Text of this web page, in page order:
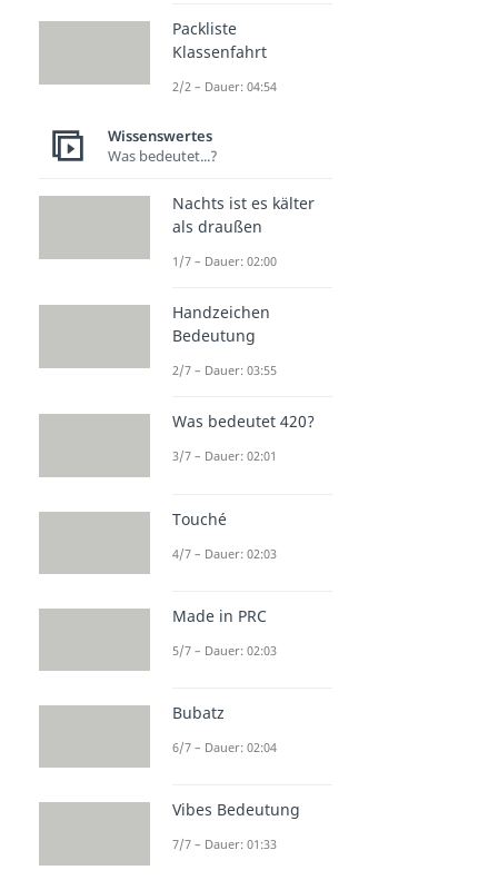
Packliste
Klassenfahrt
2/2 – Dauer: 04:54
Wissenswertes
Was bedeutet...?
Nachts ist es kälter
als draußen
1/7 – Dauer: 02:00
Handzeichen
Bedeutung
2/7 – Dauer: 03:55
Was bedeutet 420?
3/7 – Dauer: 02:01
Touché
4/7 – Dauer: 02:03
Made in PRC
5/7 – Dauer: 02:03
Bubatz
6/7 – Dauer: 02:04
Vibes Bedeutung
7/7 – Dauer: 01:33